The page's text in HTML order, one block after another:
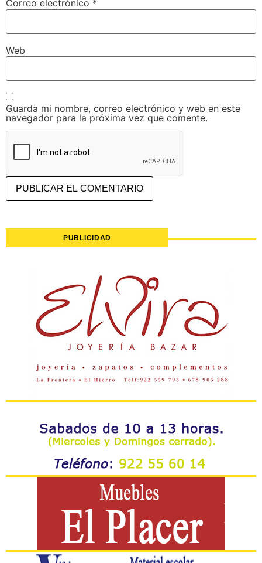
Correo electrónico *
Web
Guarda mi nombre, correo electrónico y web en este
navegador para la próxima vez que comente.
PUBLICIDAD